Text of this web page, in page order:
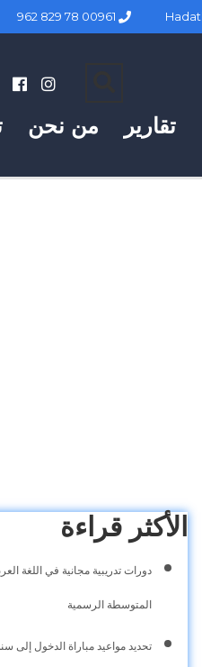
من نحن تقارير
الأكثر قراءة
دورات تدريبية مجانية في اللغة
المتوسطة الرسمية
تحديد مواعيد مباراة الدخول إلى